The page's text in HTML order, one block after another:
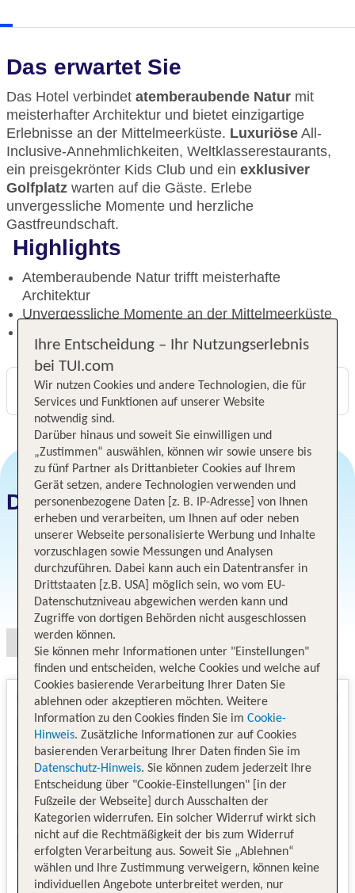
Das erwartet Sie
Das Hotel verbindet atemberaubende Natur mit
meisterhafter Architektur und bietet einzigartige
Erlebnisse an der Mittelmeerküste. Luxuriöse All-
Inclusive-Annehmlichkeiten, Weltklasserestaurants,
ein preisgekrönter Kids Club und ein exklusiver
Golfplatz warten auf die Gäste. Erlebe
unvergessliche Momente und herzliche
Gastfreundschaft.
Highlights
Atemberaubende Natur trifft meisterhafte
Architektur
Unvergessliche Momente an der Mittelmeerküste
Digitaler und telefonischer 24/7 TUI Service
Datum und Preise
Angebotsauswahl
Ihre Entscheidung – Ihr Nutzungserlebnis
bei TUI.com
Wir nutzen Cookies und andere Technologien, die für
Services und Funktionen auf unserer Website
notwendig sind.
Darüber hinaus und soweit Sie einwilligen und
„Zustimmen“ auswählen, können wir sowie unsere bis
zu fünf Partner als Drittanbieter Cookies auf Ihrem
Gerät setzen, andere Technologien verwenden und
personenbezogene Daten [z. B. IP-Adresse] von Ihnen
erheben und verarbeiten, um Ihnen auf oder neben
unserer Webseite personalisierte Werbung und Inhalte
vorzuschlagen sowie Messungen und Analysen
durchzuführen. Dabei kann auch ein Datentransfer in
Drittstaaten [z.B. USA] möglich sein, wo vom EU-
Datenschutzniveau abgewichen werden kann und
Zugriffe von dortigen Behörden nicht ausgeschlossen
werden können.
Sie können mehr Informationen unter "Einstellungen"
finden und entscheiden, welche Cookies und welche auf
Cookies basierende Verarbeitung Ihrer Daten Sie
ablehnen oder akzeptieren möchten. Weitere
Information zu den Cookies finden Sie im Cookie-
Hinweis. Zusätzliche Informationen zur auf Cookies
basierenden Verarbeitung Ihrer Daten finden Sie im
Datenschutz-Hinweis. Sie können zudem jederzeit Ihre
Entscheidung über "Cookie-Einstellungen" [in der
Fußzeile der Webseite] durch Ausschalten der
Kategorien widerrufen. Ein solcher Widerruf wirkt sich
nicht auf die Rechtmäßigkeit der bis zum Widerruf
erfolgten Verarbeitung aus. Soweit Sie „Ablehnen“
wählen und Ihre Zustimmung verweigern, können keine
individuellen Angebote unterbreitet werden, nur